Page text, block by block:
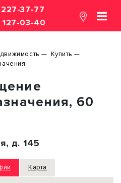
227-37-77
127-03-40
Купить
60
д. 145
Карта